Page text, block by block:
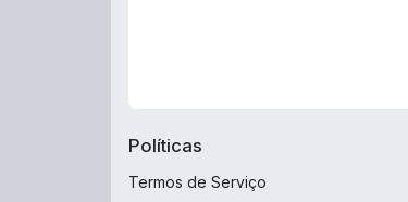
Políticas
Termos de Serviço